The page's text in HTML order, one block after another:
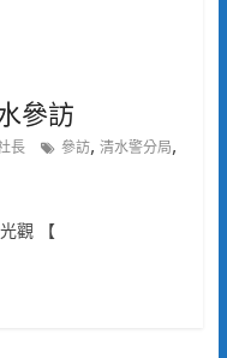
參訪
長 參訪, 清水警分局,
觀 【